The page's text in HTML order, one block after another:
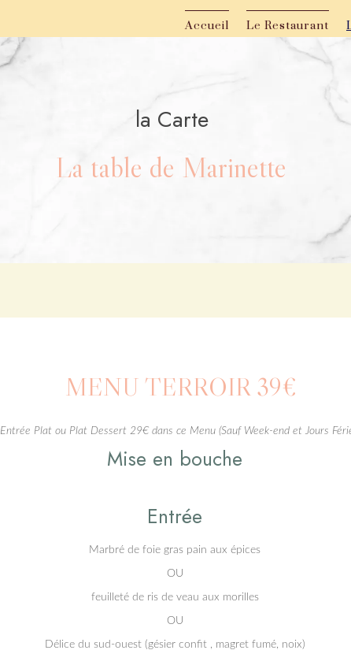
Accueil Le Restaurant
la Carte
La table de Marinette
MENU TERROIR 39€
Entrée Plat ou Plat Dessert 29€ dans ce Menu (Sauf Week-end et Jours
Mise en bouche
Entrée
Marbré de foie gras pain aux épices
OU
feuilleté de ris de veau aux morilles
OU
Délice du sud-ouest (gésier confit , magret fumé, noix)